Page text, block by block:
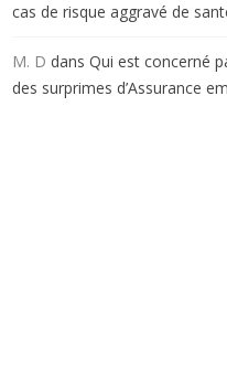
cas de risque aggravé de
M. D dans Qui est concerné
des surprimes d’Assurance